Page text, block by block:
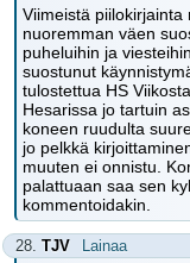
Viimeistä piilokirjainta
nuoremman väen
puheluihin ja
suostunut
tulostettua HS
Hesarissa jo tartuin
koneen ruudulta
jo pelkkä
muuten ei onnistu.
palattuaan saa sen
kommentoidakin.
28. TJV Lainaa